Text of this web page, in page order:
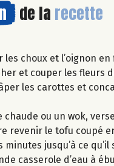
de la recette
les choux et l’oignon en
et couper les fleurs
les carottes et
chaude ou un wok,
revenir le tofu coupé
minutes jusqu’à ce qu’il
casserole d’eau à